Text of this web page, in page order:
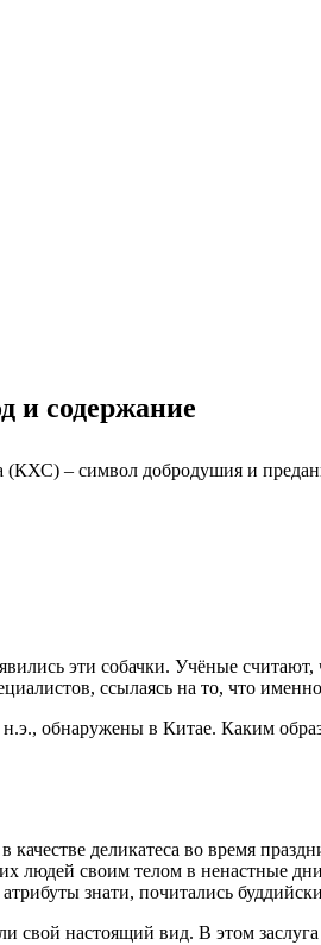
и содержание
(КХС) – символ добродушия и
эти собачки. Учёные
ссылаясь на то, что
обнаружены в Китае. Каким
качестве деликатеса во время
людей своим телом в ненастные
атрибуты знати, почитались
свой настоящий вид. В этом